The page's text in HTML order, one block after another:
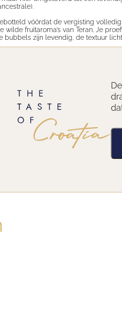
).
vóórdat de vergisting
fruitaroma’s van Teran. Je
bubbels zijn levendig, de textuur
en gemaakt voor nieuwsgierige
tonijntartaar, gegrilde